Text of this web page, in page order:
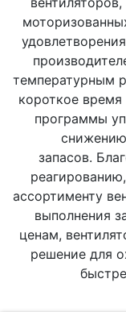
температурным
короткое
программы
запасов.
ассортименту
выполнения
ценам,
решение для